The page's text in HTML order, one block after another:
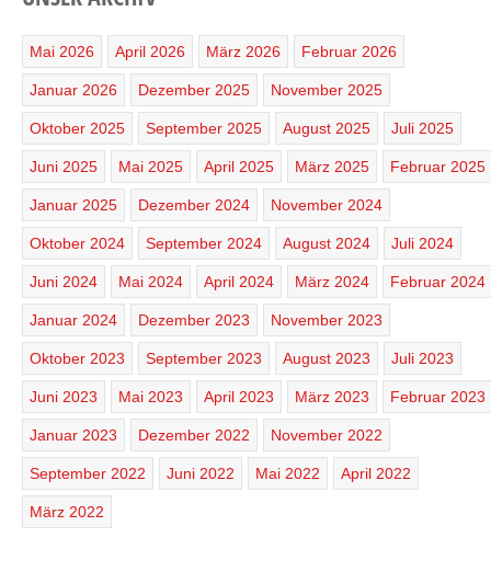
Mai 2026 April 2026 März 2026 Februar 2026
Januar 2026 Dezember 2025 November 2025
Oktober 2025 September 2025 August 2025 Juli 2025
Juni 2025 Mai 2025 April 2025 März 2025 Februar 2025
Januar 2025 Dezember 2024 November 2024
Oktober 2024 September 2024 August 2024 Juli 2024
Juni 2024 Mai 2024 April 2024 März 2024 Februar 2024
Januar 2024 Dezember 2023 November 2023
Oktober 2023 September 2023 August 2023 Juli 2023
Juni 2023 Mai 2023 April 2023 März 2023 Februar 2023
Januar 2023 Dezember 2022 November 2022
September 2022 Juni 2022 Mai 2022 April 2022
März 2022